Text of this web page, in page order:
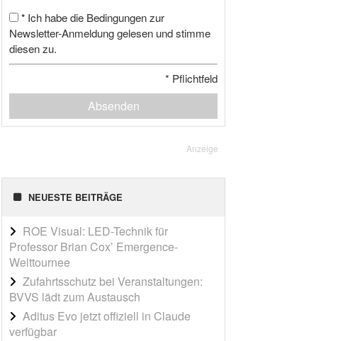
* Ich habe die Bedingungen zur
Newsletter-Anmeldung gelesen und stimme
diesen zu.
* Pflichtfeld
Absenden
Anzeige
NEUESTE BEITRÄGE
ROE Visual: LED-Technik für
Professor Brian Cox’ Emergence-
Welttournee
Zufahrtsschutz bei Veranstaltungen:
BVVS lädt zum Austausch
Aditus Evo jetzt offiziell in Claude
verfügbar